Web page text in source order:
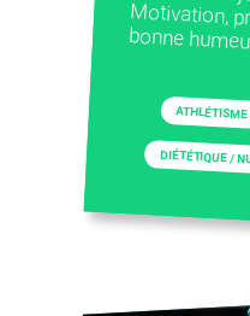
bonne
ATHLÉTISME
DIÉTÉTIQUE /